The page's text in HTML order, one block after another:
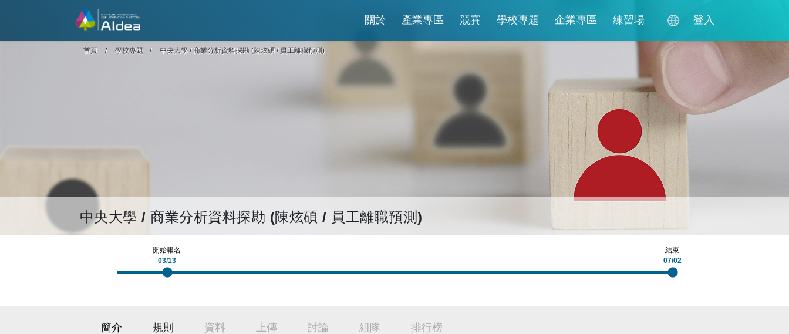
關於 產業專區 競賽 學校專題 企業專區 練習場 登入
首頁 學校專題 中央大學 / 商業分析資料探勘 (陳炫碩 / 員工離職預測)
中央大學 / 商業分析資料探勘 (陳炫碩 / 員工離職預測)
開始報名
03/13
結束
07/02
簡介 規則 資料 上傳 討論 組隊 排行榜